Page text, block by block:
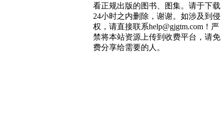
看正规出版的图书、图集。请于下载
24小时之内删除，谢谢。如涉及到侵
权，请直接联系help@gjgtm.com！严
禁将本站资源上传到收费平台，请免
费分享给需要的人。